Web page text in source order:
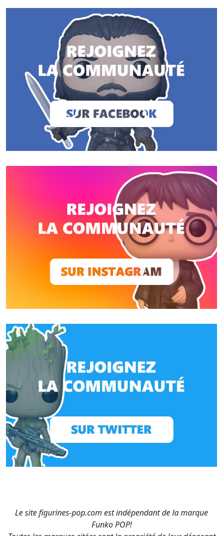
Le site figurines-pop.com est indépendant de la marque
Funko POP!